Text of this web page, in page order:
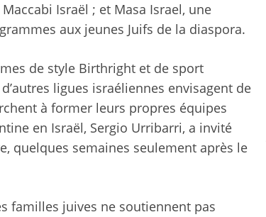
Israël ; et Masa Israel, une
aux jeunes Juifs de la diaspora.
de style Birthright et de sport
ligues israéliennes envisagent de
à former leurs propres équipes
en Israël, Sergio Urribarri, a invité
quelques semaines seulement après le
familles juives ne soutiennent pas